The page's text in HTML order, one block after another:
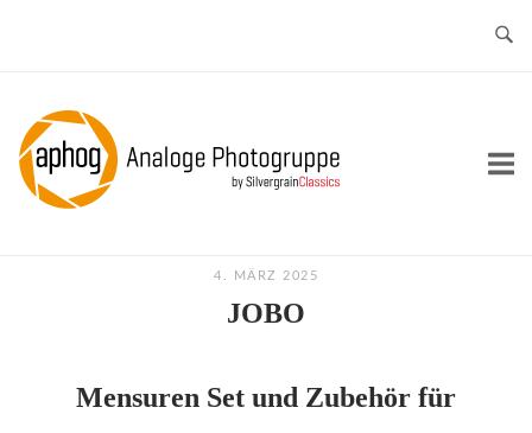
Home
4. MÄRZ 2025
JOBO
Mensuren Set und Zubehör für